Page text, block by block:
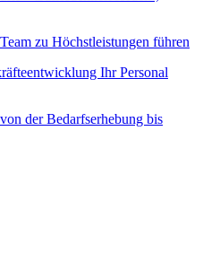
zu Höchstleistungen führen
Ihr Personal
der Bedarfserhebung bis